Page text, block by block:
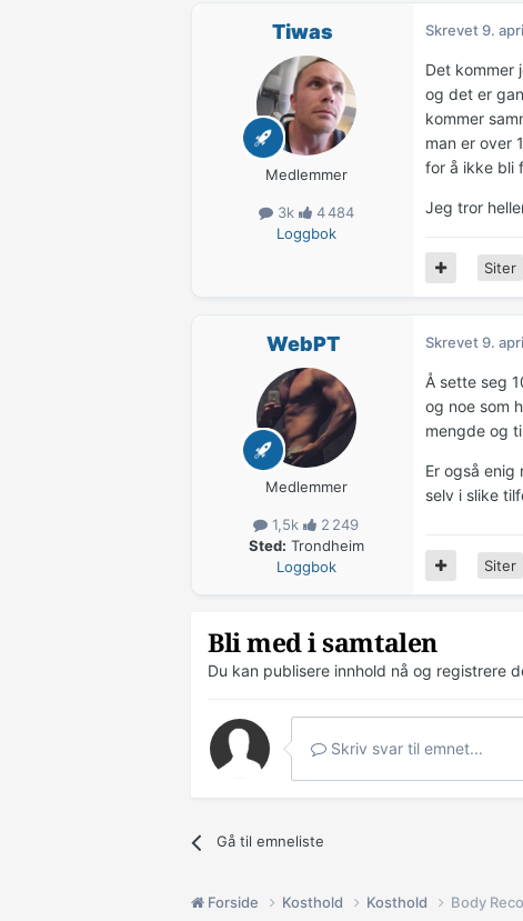
Tiwas
Medlemmer
3k
4 484
Loggbok
Skrevet9.
Det kommer
og det er
kommer
man er over
for å ikke bli
Jeg tror
Siter
WebPT
Medlemmer
1,5k
2 249
Sted: Trondheim
Loggbok
Skrevet9.
Å sette seg
og noe som
mengde og
Er også enig
selv i slike
Siter
Bli med i samtalen
Du kan publisere innhold nå og registrere
Skriv svar til emnet...
Gå til emneliste
Forside Kosthold Kosthold Body